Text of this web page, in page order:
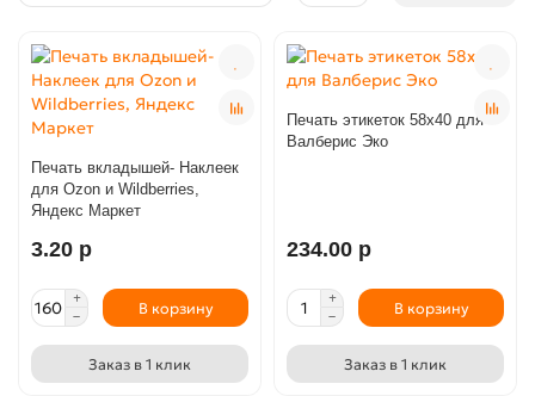
Печать вкладышей- Наклеек
для Ozon и Wildberries,
Яндекс Маркет
3.20 р
В корзину
Заказ в 1 клик
Печать этикеток 58х40 для
Валберис Эко
234.00 р
В корзину
Заказ в 1 клик